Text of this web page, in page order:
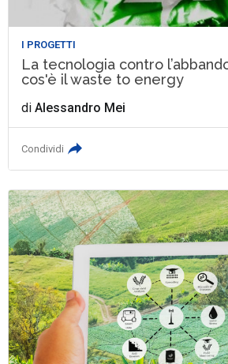
I PROGETTI
La tecnologia contro
cos'è il waste to energy
diAlessandro Mei
Condividi